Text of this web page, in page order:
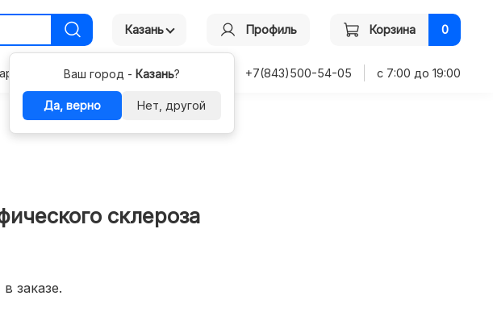
Казань
Ваш город - Казань?
Да, верно Нет, другой
Профиль Корзина 0
Контакты +7(843)500-54-05 с 7:00 до 19:00
склероза
заказе.